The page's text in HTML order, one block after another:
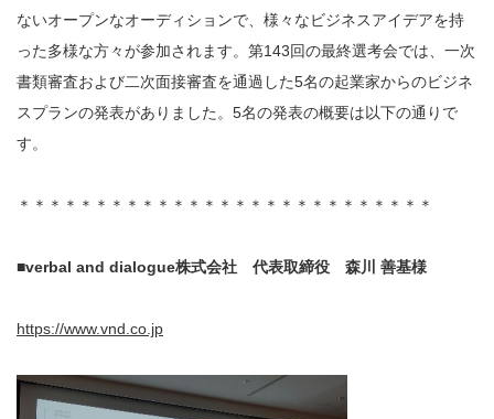
ないオープンなオーディションで、様々なビジネスアイデアを持
った多様な方々が参加されます。第143回の最終選考会では、一次
書類審査および二次面接審査を通過した5名の起業家からのビジネ
スプランの発表がありました。5名の発表の概要は以下の通りで
す。
＊＊＊＊＊＊＊＊＊＊＊＊＊＊＊＊＊＊＊＊＊＊＊＊＊＊＊
■verbal and dialogue株式会社 代表取締役 森川 善基様
https://www.vnd.co.jp